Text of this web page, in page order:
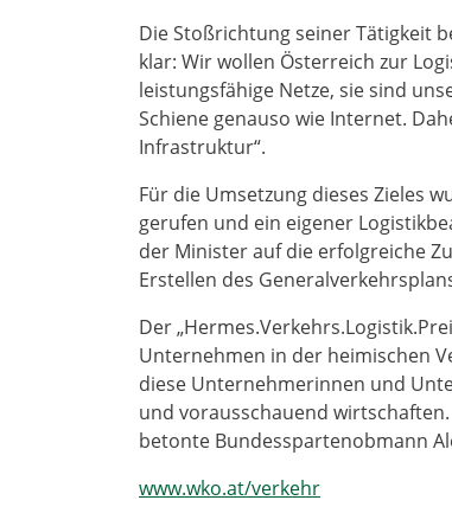
Die Stoßrichtung seiner Tätigkeit
klar: Wir wollen Österreich zur
leistungsfähige Netze, sie sind
Schiene genauso wie Internet.
Infrastruktur“.
Für die Umsetzung dieses Zieles
gerufen und ein eigener
der Minister auf die erfolgreiche
Erstellen des
Der
Unternehmen in der heimischen
diese Unternehmerinnen und
und vorausschauend
betonte Bundesspartenobmann
www.wko.at/verkehr